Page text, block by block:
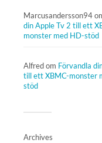
Marcusandersson94
din Apple Tv 2 till ett
monster med HD-stöd
Alfredom Förvandla
till ett XBMC-monster
stöd
Archives